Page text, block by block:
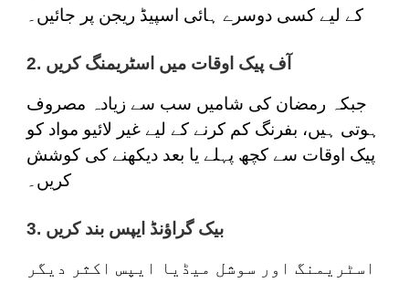
کے لیے کسی دوسرے ہائی اسپیڈ ریجن پر جائیں۔
2. آف پیک اوقات میں اسٹریمنگ کریں
جبکہ رمضان کی شامیں سب سے زیادہ مصروف
ہوتی ہیں، بفرنگ کم کرنے کے لیے غیر لائیو مواد کو
پیک اوقات سے کچھ پہلے یا بعد دیکھنے کی کوشش
کریں۔
3. بیک گراؤنڈ ایپس بند کریں
اسٹریمنگ اور سوشل میڈیا ایپس اکثر دیگر